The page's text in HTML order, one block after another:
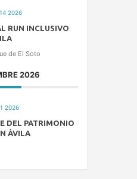
2026
RUN INCLUSIVO
de El Soto
2026
2026
DEL PATRIMONIO
ÁVILA